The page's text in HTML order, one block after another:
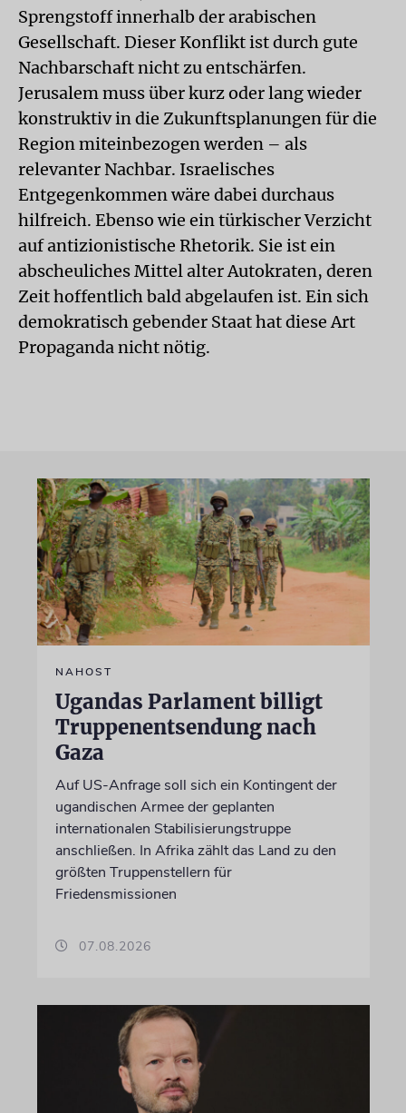
Sprengstoff innerhalb der arabischen
Gesellschaft. Dieser Konflikt ist durch gute
Nachbarschaft nicht zu entschärfen.
Jerusalem muss über kurz oder lang wieder
konstruktiv in die Zukunftsplanungen für die
Region miteinbezogen werden – als
relevanter Nachbar. Israelisches
Entgegenkommen wäre dabei durchaus
hilfreich. Ebenso wie ein türkischer Verzicht
auf antizionistische Rhetorik. Sie ist ein
abscheuliches Mittel alter Autokraten, deren
Zeit hoffentlich bald abgelaufen ist. Ein sich
demokratisch gebender Staat hat diese Art
Propaganda nicht nötig.
NAHOST
Ugandas Parlament billigt
Truppenentsendung nach
Gaza
Auf US-Anfrage soll sich ein Kontingent der
ugandischen Armee der geplanten
internationalen Stabilisierungstruppe
anschließen. In Afrika zählt das Land zu den
größten Truppenstellern für
Friedensmissionen
07.08.2026